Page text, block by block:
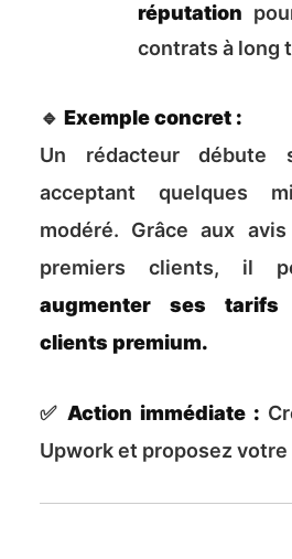
réputation
contrats à long
🔹 Exemple concret :
Un rédacteur débute
acceptant quelques
modéré. Grâce aux
premiers clients, il
augmenter ses
clients premium.
✅ Action immédiate :
Upwork et proposez